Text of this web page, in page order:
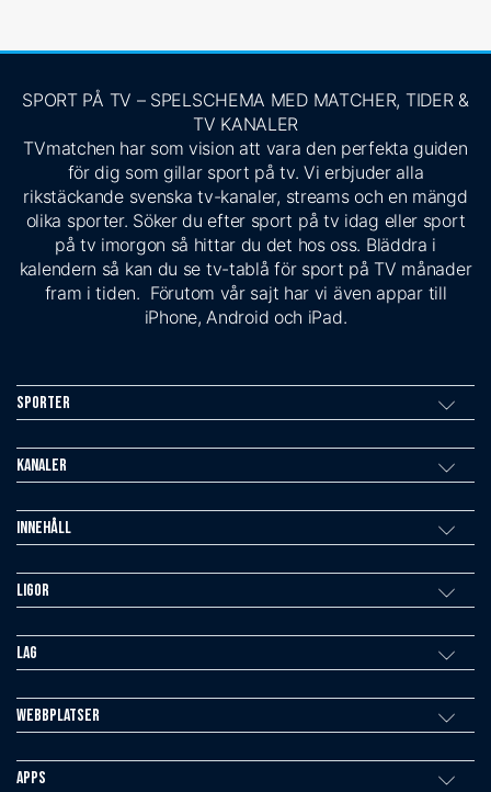
SPORT PÅ TV – SPELSCHEMA MED MATCHER, TIDER &
TV KANALER
TVmatchen har som vision att vara den perfekta guiden
för dig som gillar sport på tv. Vi erbjuder alla
rikstäckande svenska tv-kanaler, streams och en mängd
olika sporter. Söker du efter sport på tv idag eller sport
på tv imorgon så hittar du det hos oss. Bläddra i
kalendern så kan du se tv-tablå för sport på TV månader
fram i tiden. Förutom vår sajt har vi även appar till
iPhone, Android och iPad.
Sporter
Kanaler
Innehåll
Ligor
Lag
Webbplatser
Apps